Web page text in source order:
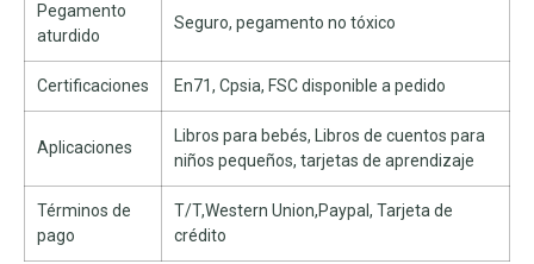
Pegamento
aturdido
Seguro, pegamento no tóxico
Certificaciones En71, Cpsia, FSC disponible a pedido
Aplicaciones
Libros para bebés, Libros de cuentos para
niños pequeños, tarjetas de aprendizaje
Términos de
pago
T/T,Western Union,Paypal, Tarjeta de
crédito